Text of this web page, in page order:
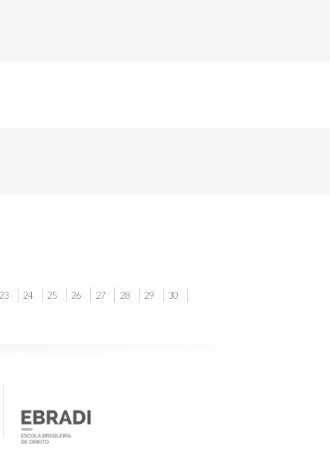
23 24 25 26 27 28 29
30